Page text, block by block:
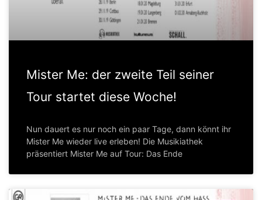
Mister Me: der zweite Teil seiner
Tour startet diese Woche!
Nun dauert es nur noch ein paar Tage, dann könnt ihr
Mister Me wieder live erleben! Die Musikiathek
präsentiert Mister Me auf Tour: Das Ende